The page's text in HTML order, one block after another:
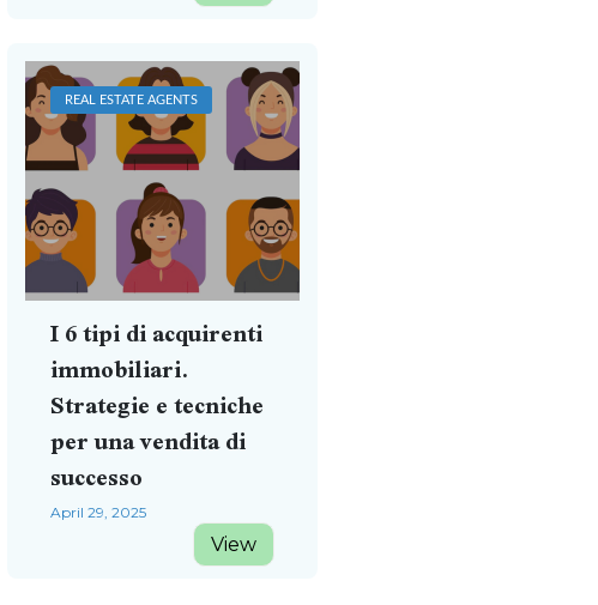
I 6 tipi di acquirenti
immobiliari.
Strategie e tecniche
per una vendita di
successo
April 29, 2025
View
REAL ESTATE AGENTS